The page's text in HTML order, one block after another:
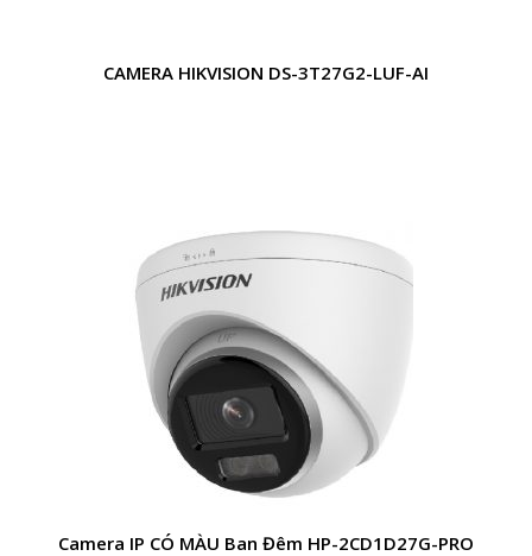
CAMERA HIKVISION DS-3T27G2-LUF-AI
Camera IP CÓ MÀU Ban Đêm HP-2CD1D27G-PRO